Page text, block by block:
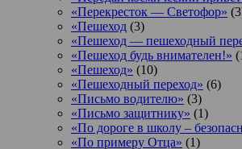
«Перекресток — Светофор»
«Пешеход (3)
«Пешеход — пешеходный
«Пешеход будь внимателен!»
«Пешеход» (10)
«Пешеходный переход» (6)
«Письмо водителю» (3)
«Письмо защитнику» (1)
«По дороге в школу –
«По примеру Отца» (1)